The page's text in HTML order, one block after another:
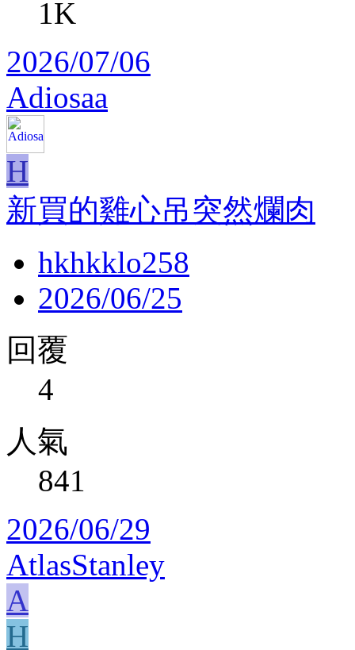
1K
2026/07/06
Adiosaa
H
新買的雞心吊突然爛肉
hkhkklo258
2026/06/25
回覆
4
人氣
841
2026/06/29
AtlasStanley
A
H